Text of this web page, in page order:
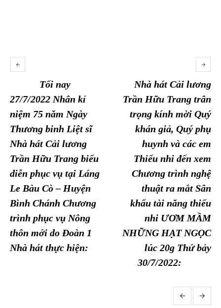
Tối nay
27/7/2022 Nhân kỉ
niệm 75 năm Ngày
Thương binh Liệt sĩ
Nhà hát Cải lương
Trần Hữu Trang biểu
diễn phục vụ tại Láng
Le Bàu Cò – Huyện
Bình Chánh Chương
trình phục vụ Nông
thôn mới do Đoàn 1
Nhà hát thực hiện:
Nhà hát Cải lương
Trần Hữu Trang trân
trọng kính mời Quý
khán giả, Quý phụ
huynh và các em
Thiếu nhi đến xem
Chương trình nghệ
thuật ra mắt Sân
khấu tài năng thiếu
nhi ƯƠM MẦM
NHỮNG HẠT NGỌC
lúc 20g Thứ bảy
30/7/2022: